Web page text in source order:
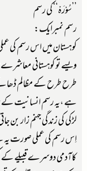
’’سُوْرَہْ‘‘کی رسم
رسم نمبرایک:
کوہستان میں اس رسم کی
ویسے تو کوہستانی
طرح طرح کے مظالم
ہے ،یہ رسم انسانیت کے
لڑکی کی زندگی جہنم زار بن
اِس رسم کی عملی صورت یہ
کاآدمی دوسرے قبیلے کے